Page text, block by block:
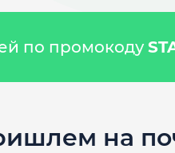
по промокоду
на